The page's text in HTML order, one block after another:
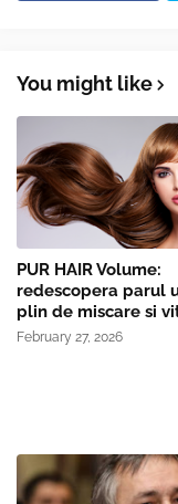
You might like
PUR HAIR Volume:
redescopera parul
plin de miscare si
February 27, 2026